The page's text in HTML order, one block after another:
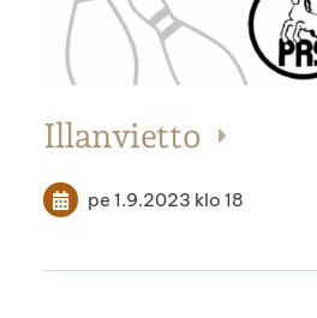
Illanvietto
pe 1.9.2023 klo 18